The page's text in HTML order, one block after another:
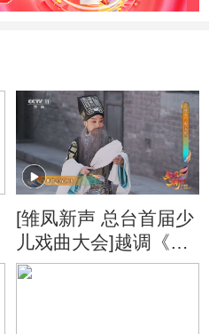
[雏凤新声 总台首届少
儿戏曲大会]越调《收
姜维》 表演：马一诺